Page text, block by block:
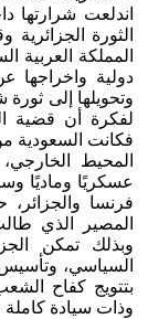
اندلعت شرارتها
الثورة
المملكة العربية
دولية واخراجها
وتحويلها إلى
لفكرة أن قضية
فكانت السعودية
المحيط
عسكريًا وماديًا
فرنسا
المصير الذي
وبذلك تمكن
السياسي،
بتتويج كفاح
وذات سيادة